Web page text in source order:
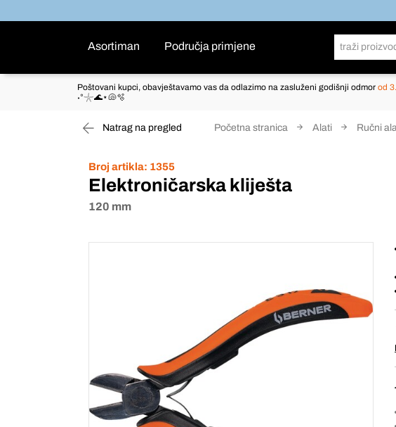
Asortiman Područja primjene
Poštovani kupci, obavještavamo vas da odlazimo na zasluženi godišnji odmor od
˖°𓇼🌊⋆🐚🫧
Natrag na pregled Početna stranica Alati Ručni
Broj artikla: 1355
Elektroničarska kliješta
120 mm